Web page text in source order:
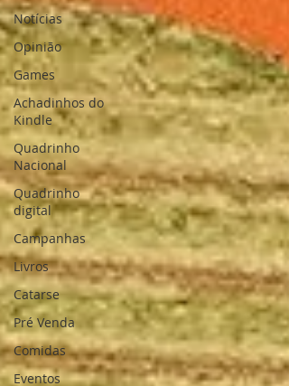
Notícias
Opinião
Games
Achadinhos do
Kindle
Quadrinho
Nacional
Quadrinho
digital
Campanhas
Livros
Catarse
Pré Venda
Comidas
Eventos